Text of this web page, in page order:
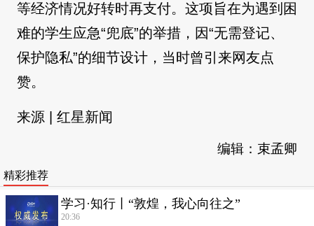
等经济情况好转时再支付。这项旨在为遇到困
难的学生应急“兜底”的举措，因“无需登记、
保护隐私”的细节设计，当时曾引来网友点
赞。
来源 | 红星新闻
编辑：束孟卿
精彩推荐